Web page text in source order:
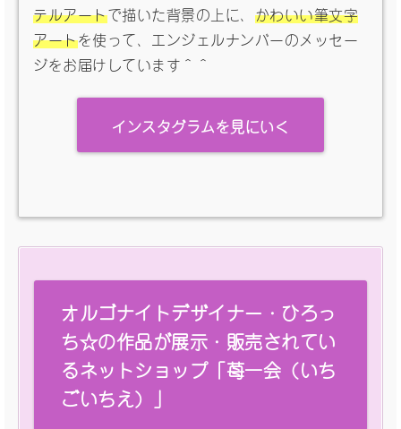
テルアートで描いた背景の上に、 かわいい筆文字
アートを使って、エンジェルナンバーのメッセー
ジをお届けしています＾＾
インスタグラムを見にいく
オルゴナイトデザイナー・ひろっ
ち☆の作品が展示・販売されてい
るネットショップ「苺一会（いち
ごいちえ）」